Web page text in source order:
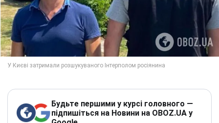
Будьте першими у курсі головного —
підпишіться на Новини на OBOZ.UA у